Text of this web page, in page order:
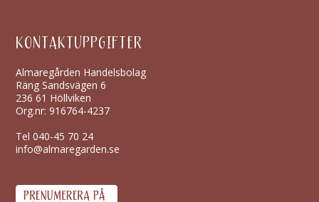
KONTAKTUPPGIFTER
Almaregården Handelsbolag
Räng Sandsvägen 6
236 61 Höllviken
Org.nr: 916764-4237
Tel040-45 70 24
info@almaregarden.se